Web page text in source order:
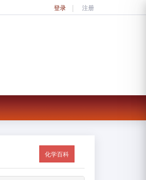
登录 注册
化学百科